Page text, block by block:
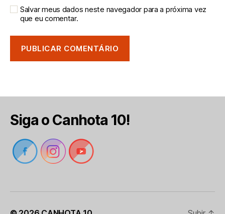
Salvar meus dados neste navegador para a próxima vez
que eu comentar.
Siga o Canhota 10!